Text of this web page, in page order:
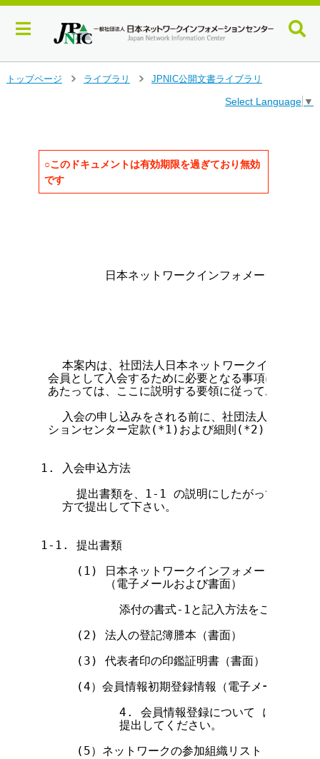
トップページ
ライブラリ
JPNIC公開文書ライブラリ
Select Language ▼
○このドキュメントは有効期限を過ぎており無効
です
日本ネットワークインフォメーションセ
本案内は、社団法人日本ネットワークインフォメ
会員として入会するために必要となる事項について
あたっては、ここに説明する要領に従ってお申し込
入会の申し込みをされる前に、社団法人日本ネッ
ションセンター定款(*1)および細則(*2)をよくお
1. 入会申込方法
提出書類を、1-1 の説明にしたがって電子メ
   方で提出して下さい。
1-1. 提出書類
(1) 日本ネットワークインフォメーションセ
         （電子メールおよび書面）
添付の書式-1と記入方法をご参照くだ
     (2) 法人の登記簿謄本（書面）
     (3) 代表者印の印鑑証明書（書面）
     (4）会員情報初期登録情報（電子メール）
4. 会員情報登録について にしたがっ
           提出してください。
(5）ネットワークの参加組織リスト（電子メ